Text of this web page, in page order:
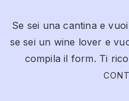
Se sei una cantina e
se sei un wine lover e
compila il form. Ti